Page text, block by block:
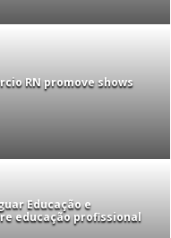
RN promove shows
Educação e
educação profissional